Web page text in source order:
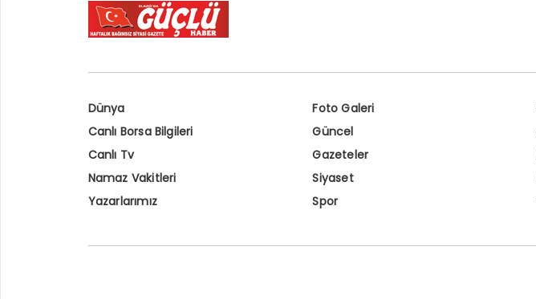
Dünya Foto Galeri
Canlı Borsa Bilgileri
Güncel
Canlı Tv
Gazeteler
Namaz Vakitleri
Siyaset
Yazarlarımız
Spor